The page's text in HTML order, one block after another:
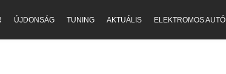
ÚJDONSÁG TUNING AKTUÁLIS ELEKTROMOS AUTÓ